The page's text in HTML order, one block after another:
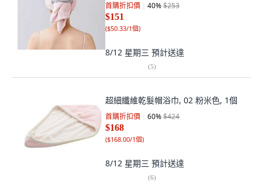
首購折扣價 40%$253
$151
($50.33/1個)
8/12 星期三 預計送達
(5)
超細纖維乾髮帽浴巾, 02 粉米色, 1個
首購折扣價 60%$424
$168
($168.00/1個)
8/12 星期三 預計送達
(6)